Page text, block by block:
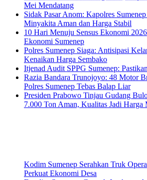
Mei Mendatang
Sidak Pasar Anom: Kapolres
Minyakita Aman dan Harga Stabil
10 Hari Menuju Sensus Ekonomi
Ekonomi Sumenep
Polres Sumenep Siaga: Antisipasi
Kenaikan Harga Sembako
Itjenad Audit SPPG Sumenep:
Razia Bandara Trunojoyo: 48 Motor
Polres Sumenep Tebas Balap Liar
Presiden Prabowo Tinjau Gudang
7.000 Ton Aman, Kualitas Jadi Harga
Kodim Sumenep Serahkan Truk
Perkuat Ekonomi Desa